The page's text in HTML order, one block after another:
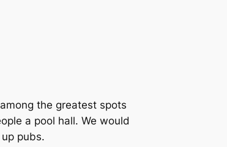
the greatest spots
a pool hall. We would
pubs.